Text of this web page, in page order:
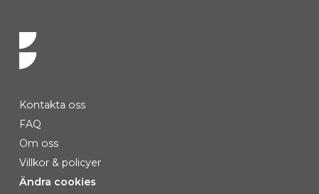
Kontakta oss
FAQ
Om oss
Villkor & policyer
Ändra cookies